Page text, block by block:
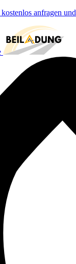
kostenlos anfragen